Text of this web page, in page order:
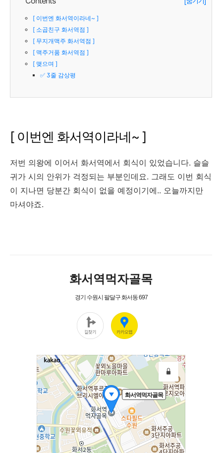
[ 이번엔 화서역이라네~ ]
[ 소곱친구 화서역점 ]
[ 무지개맥주 화서역점 ]
[ 맥주거품 화서역점 ]
[ 맺으며 ]
✅ 3줄 감상평
[ 이번엔 화서역이라네~ ]
저번 의왕에 이어서 화서역에서 회식이 있었습니다. 슬슬
귀가 시의 안위가 걱정되는 부분인데요. 그래도 이번 회식
이 지나면 당분간 회식이 없을 예정이기에.. 오늘까지만
마셔야죠.